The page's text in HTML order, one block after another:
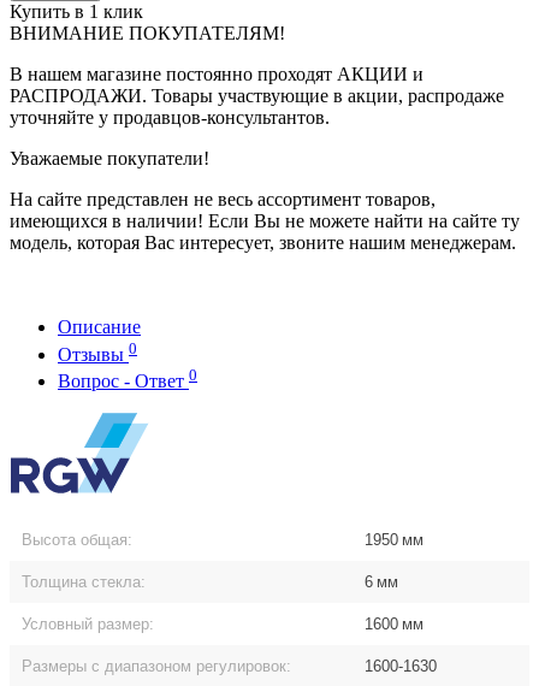
Купить в 1 клик
ВНИМАНИЕ ПОКУПАТЕЛЯМ!
В нашем магазине постоянно проходят АКЦИИ и
РАСПРОДАЖИ. Товары участвующие в акции, распродаже
уточняйте у продавцов-консультантов.
Уважаемые покупатели!
На сайте представлен не весь ассортимент товаров,
имеющихся в наличии! Если Вы не можете найти на сайте ту
модель, которая Вас интересует, звоните нашим менеджерам.
Описание
Отзывы 0
Вопрос - Ответ 0
Высота общая: 1950 мм
Толщина стекла: 6 мм
Условный размер: 1600 мм
Размеры с диапазоном регулировок: 1600-1630